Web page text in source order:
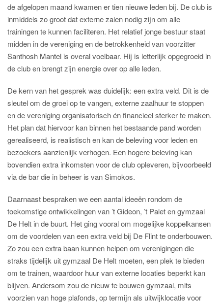
de afgelopen maand kwamen er tien nieuwe leden bij. De club is
inmiddels zo groot dat externe zalen nodig zijn om alle
trainingen te kunnen faciliteren. Het relatief jonge bestuur staat
midden in de vereniging en de betrokkenheid van voorzitter
Santhosh Mantel is overal voelbaar. Hij is letterlijk opgegroeid in
de club en brengt zijn energie over op alle leden.
De kern van het gesprek was duidelijk: een extra veld. Dit is de
sleutel om de groei op te vangen, externe zaalhuur te stoppen
en de vereniging organisatorisch én financieel sterker te maken.
Het plan dat hiervoor kan binnen het bestaande pand worden
gerealiseerd, is realistisch en kan de beleving voor leden en
bezoekers aanzienlijk verhogen. Een hogere beleving kan
bovendien extra inkomsten voor de club opleveren, bijvoorbeeld
via de bar die in beheer is van Simokos.
Daarnaast bespraken we een aantal ideeën rondom de
toekomstige ontwikkelingen van ’t Gideon, ’t Palet en gymzaal
De Helt in de buurt. Het ging vooral om mogelijke koppelkansen
om de voordelen van een extra veld bij De Flint te onderbouwen.
Zo zou een extra baan kunnen helpen om verenigingen die
straks tijdelijk uit gymzaal De Helt moeten, een plek te bieden
om te trainen, waardoor huur van externe locaties beperkt kan
blijven. Andersom zou de nieuw te bouwen gymzaal, mits
voorzien van hoge plafonds, op termijn als uitwijklocatie voor